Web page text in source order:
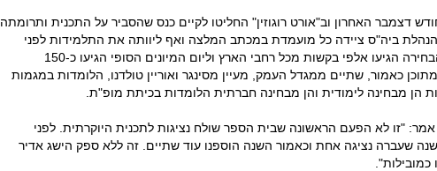
דצמבר האחרון וב"אורט רוגוזין" החליטו לקיים כנס שהסביר על התכנית ותרומתה
ביה"ס ציידה כל מועמדת במכתב המלצה ואף ליוותה את התלמידות לפני
הראיונות האישיים. לוועדת הבחירה הגיעו אלפי בקשות מכל רחבי הארץ וליום המיונים הסופי הגיעו כ-150
תלמידות מתוכן נבחרו 100, מתוכן כאמור, שתיים ממגדל העמק, מעיין מסינגר ואוריין טולדנו, הלומדות במגמות
הן מבחינה לימודית והן מבחינה חברתית הלומדות בכיתת מופ"ת.
אמר: "זו לא הפעם הראשונה שבית הספר שולח נציגות לתכנית היוקרתית. לפני
שעברה נציגה אחת וכאמור השנה הוספנו עוד שתיים. זה ללא ספק הישג אדיר